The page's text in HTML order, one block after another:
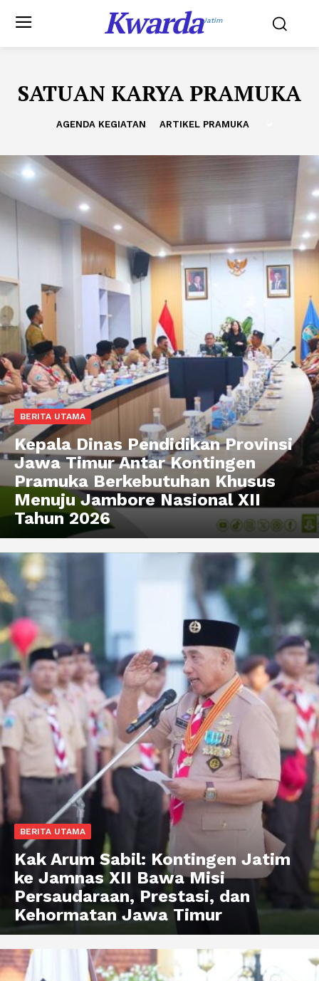
KwardaJatim
SATUAN KARYA PRAMUKA
AGENDA KEGIATAN ARTIKEL PRAMUKA
BERITA UTAMA
Kepala Dinas Pendidikan Provinsi
Jawa Timur Antar Kontingen
Pramuka Berkebutuhan Khusus
Menuju Jambore Nasional XII
Tahun 2026
BERITA UTAMA
Kak Arum Sabil: Kontingen Jatim
ke Jamnas XII Bawa Misi
Persaudaraan, Prestasi, dan
Kehormatan Jawa Timur